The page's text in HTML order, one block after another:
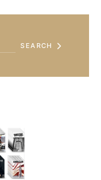
SEARCH